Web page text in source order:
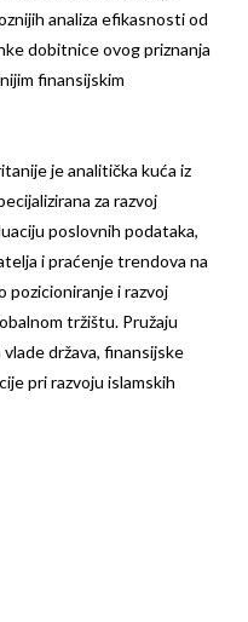
analiza efikasnosti od
dobitnice ovog priznanja
finansijskim
je analitička kuća iz
za razvoj
poslovnih podataka,
i praćenje trendova na
pozicioniranje i razvoj
tržištu. Pružaju
država, finansijske
pri razvoju islamskih